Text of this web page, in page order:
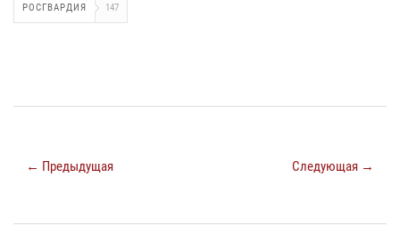
РОСГВАРДИЯ 147
← Предыдущая Следующая →